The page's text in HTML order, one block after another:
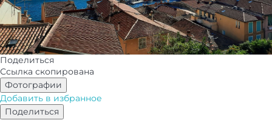
Поделиться
Ссылка скопирована
Фотографии
Добавить в избранное
Поделиться